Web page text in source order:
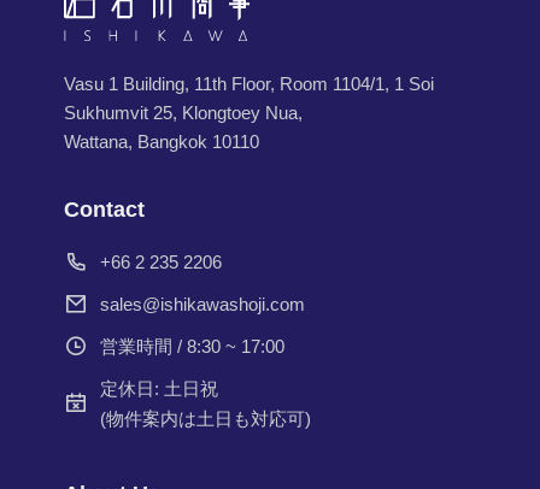
Vasu 1 Building, 11th Floor, Room 1104/1, 1 Soi
Sukhumvit 25, Klongtoey Nua,
Wattana, Bangkok 10110
Contact
+66 2 235 2206
sales@ishikawashoji.com
営業時間 / 8:30 ~ 17:00
定休日: 土日祝
(物件案内は土日も対応可)